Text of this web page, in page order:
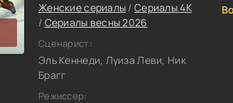
Женские сериалы /Сериалы 4K
/ Сериалы весны 2026
Сценарист:
Эль Кеннеди, Луиза Леви, Ник
Брагг
Режиссер: